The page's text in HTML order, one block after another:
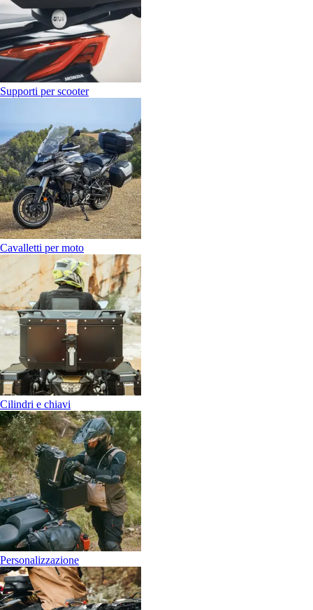
Supporti per scooter
Cavalletti per moto
Cilindri e chiavi
Personalizzazione